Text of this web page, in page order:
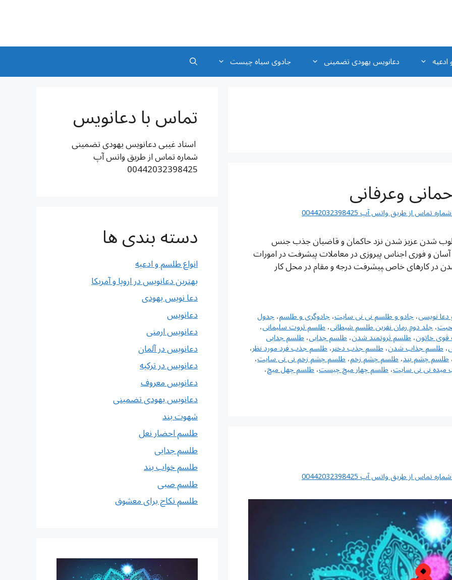
دعانویس یهودی تضمینی جادوی سیاه چیست
از طریق واتس آپ 00442032398425
القلوب شدن عزیز شدن نزد حاکمان و قاضیان جذب جنس
و فوری اجناس پیروزی در معاملات پیشرفت در امورات
کارهای خاص ‍پیشرفت درجه و مقام در محل کار
نویسی،جادو و طلسم نی نی سایت،جادوگری و طلسم،جدول
،جلد دوم رمان نفرین طلسم شیطانی،طلسم ثروت سلیمانی،
خاتون،طلسم ثروتمند شدن،طلسم جدایی،طلسم جدایی
،طلسم جذاب شدن،طلسم جذب دختر،طلسم جذب فرد مورد نظر،
،طلسم چشم بند،طلسم چشم زخم،طلسم چشم زخم نی نی سایت،
میده نی نی سایت،طلسم چهار میخ چیست،طلسم چهل میخ،
از طریق واتس آپ 00442032398425
تماس با دعانویس
استاد غیبی دعانویس یهودی تضمینی
شماره تماس از طریق واتس آپ
00442032398425
دسته بندی ها
انواع طلسم و ادعیه
بهترین دعانویس در اروپا و آمریکا
دعا نویس یهودی
دعانویس
دعانویس ارمنی
دعانویس در آلمان
دعانویس در ترکیه
دعانویس معروف
دعانویس یهودی تضمینی
شهوت بند
طلسم احضار نعل
طلسم جدایی
طلسم خواب بند
طلسم صبی
طلسم نکاح برای معشوق